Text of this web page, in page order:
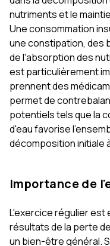
nutriments et le
Une consommation
une constipation, des
de l'absorption des
est particulièrement
prennent des
permet de
potentiels tels que la
d'eau favorise
décomposition initiale
Importance de
L'exercice régulier est
résultats de la perte
un bien-être général.